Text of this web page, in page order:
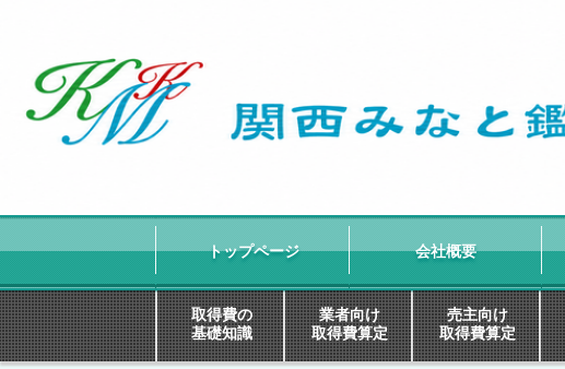
トップページ 会社概要
取得費の
基礎知識
業者向け
取得費算定
売主向け
取得費算定